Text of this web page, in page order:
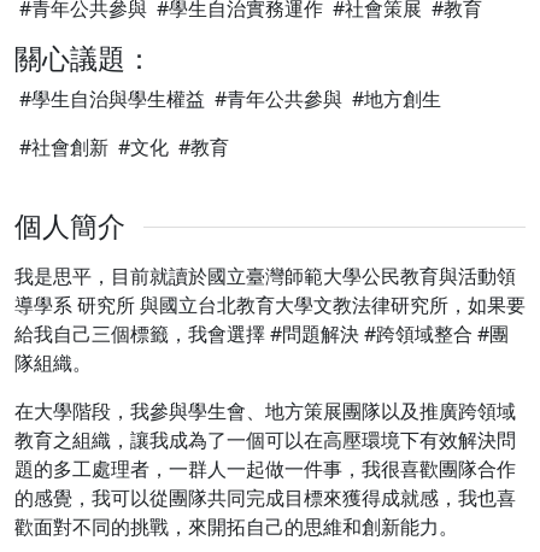
#青年公共參與 #學生自治實務運作 #社會策展 #教育
關心議題：
#學生自治與學生權益 #青年公共參與 #地方創生
#社會創新 #文化 #教育
個人簡介
我是思平，目前就讀於國立臺灣師範大學公民教育與活動領
導學系 研究所 與國立台北教育大學文教法律研究所，如果要
給我自己三個標籤，我會選擇 #問題解決 #跨領域整合 #團
隊組織。
在大學階段，我參與學生會、地方策展團隊以及推廣跨領域
教育之組織，讓我成為了一個可以在高壓環境下有效解決問
題的多工處理者，一群人一起做一件事，我很喜歡團隊合作
的感覺，我可以從團隊共同完成目標來獲得成就感，我也喜
歡面對不同的挑戰，來開拓自己的思維和創新能力。